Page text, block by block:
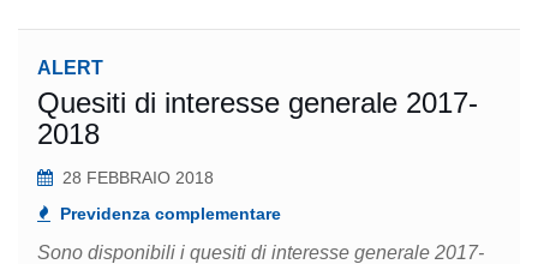
ALERT
Quesiti di interesse generale 2017-
2018
28 FEBBRAIO 2018
Previdenza complementare
Sono disponibili i quesiti di interesse generale 2017-